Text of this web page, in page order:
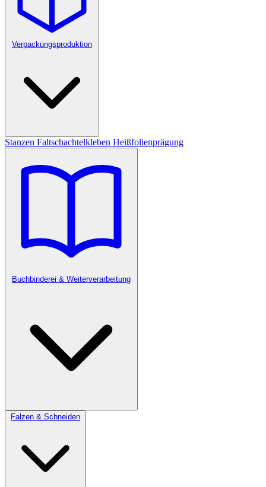
Verpackungsproduktion
Stanzen Faltschachtelkleben Heißfolienprägung
Buchbinderei & Weiterverarbeitung
Falzen & Schneiden